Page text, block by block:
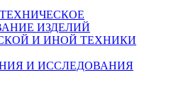
ИЗДЕЛИЙ
И ИНОЙ ТЕХНИКИ
И ИССЛЕДОВАНИЯ